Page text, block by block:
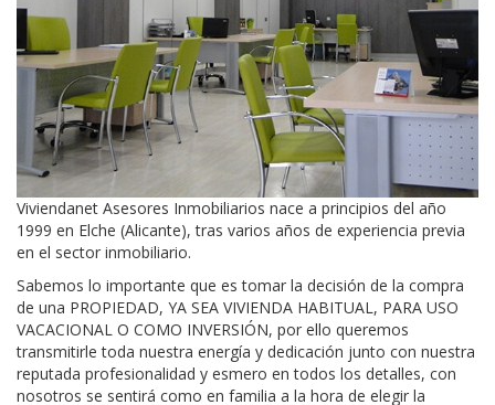
Viviendanet Asesores Inmobiliarios nace a principios del año
1999 en Elche (Alicante), tras varios años de experiencia previa
en el sector inmobiliario.
Sabemos lo importante que es tomar la decisión de la compra
de una PROPIEDAD, YA SEA VIVIENDA HABITUAL, PARA USO
VACACIONAL O COMO INVERSIÓN, por ello queremos
transmitirle toda nuestra energía y dedicación junto con nuestra
reputada profesionalidad y esmero en todos los detalles, con
nosotros se sentirá como en familia a la hora de elegir la